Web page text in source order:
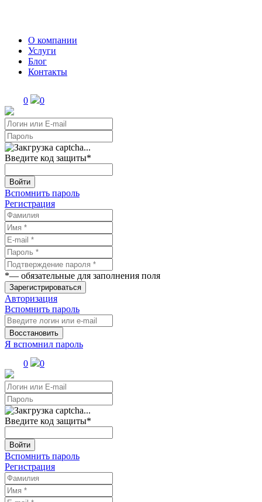
О компании
Услуги
Блог
Контакты
0 0
Введите код защиты*
Войти
Вспомнить пароль
Регистрация
*— обязательные для заполнения поля
Зарегистрироваться
Авторизация
Вспомнить пароль
Восстановить
Я вспомнил пароль
0
0
Введите код защиты*
Войти
Вспомнить пароль
Регистрация